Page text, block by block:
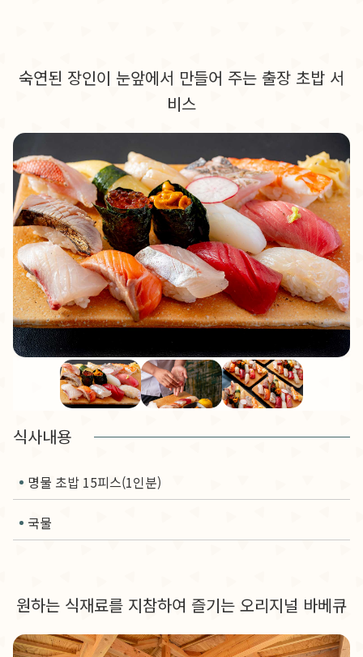
숙연된 장인이 눈앞에서 만들어 주는 출장 초밥 서
비스
식사내용
명물 초밥 15피스(1인분)
국물
원하는 식재료를 지참하여 즐기는 오리지널 바베큐